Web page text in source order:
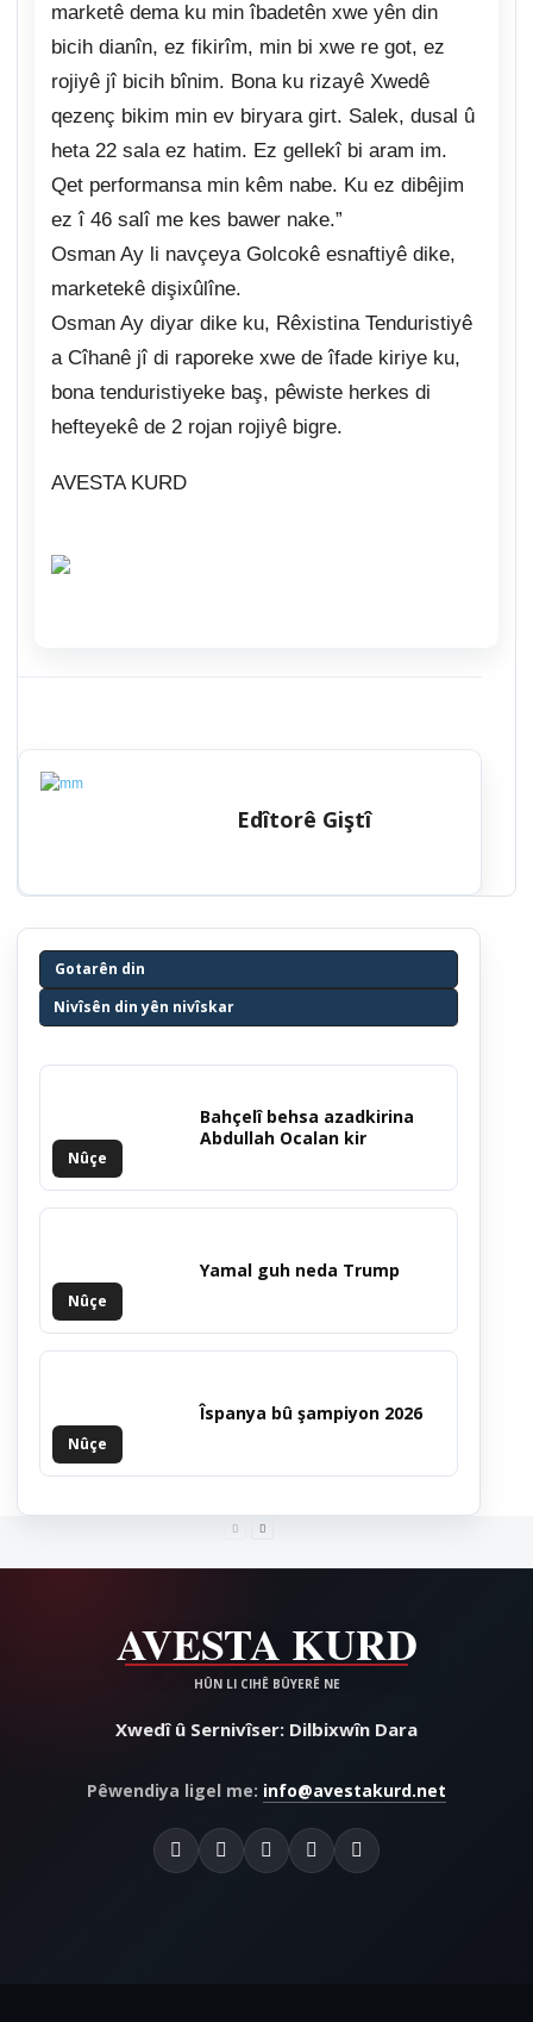
marketê dema ku min îbadetên xwe yên din
bicih dianîn, ez fikirîm, min bi xwe re got, ez
rojiyê jî bicih bînim. Bona ku rizayê Xwedê
qezenç bikim min ev biryara girt. Salek, dusal û
heta 22 sala ez hatim. Ez gellekî bi aram im.
Qet performansa min kêm nabe. Ku ez dibêjim
ez î 46 salî me kes bawer nake.”
Osman Ay li navçeya Golcokê esnaftiyê dike,
marketekê dişixûlîne.
Osman Ay diyar dike ku, Rêxistina Tenduristiyê
a Cîhanê jî di raporeke xwe de îfade kiriye ku,
bona tenduristiyeke baş, pêwiste herkes di
hefteyekê de 2 rojan rojiyê bigre.
AVESTA KURD
Edîtorê Giştî
Gotarên din
Nivîsên din yên nivîskar
Nûçe
Bahçelî behsa azadkirina
Abdullah Ocalan kir
Nûçe
Yamal guh neda Trump
Nûçe
Îspanya bû şampiyon 2026
Xwedî û Sernivîser: Dilbixwîn Dara
Pêwendiya ligel me: info@avestakurd.net